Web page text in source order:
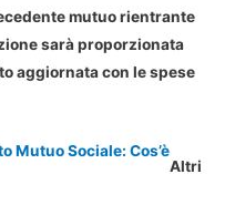
mutuo rientrante
sarà proporzionata
aggiornata con le spese
Mutuo Sociale: Cos’è
Altri